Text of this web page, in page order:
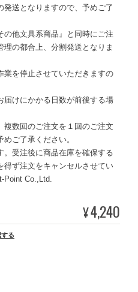
送となりますので、予めご了
他文具系商品』と同時にご注
の都合上、分割発送となりま
を停止させていただきますの
けにかかる日数が前後する場
数回のご注文を１回のご注文
ご了承ください。
受注後に商品在庫を確保する
得ず注文をキャンセルさせてい
Point Co.,Ltd.
¥4,240
る